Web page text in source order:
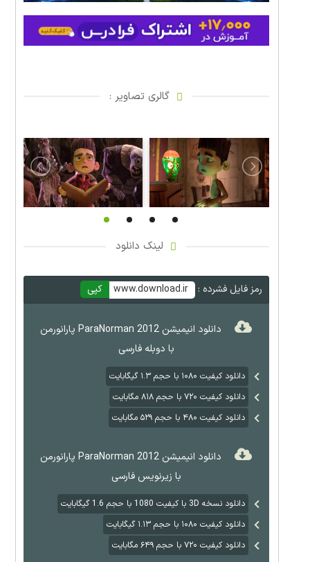
گالری تصاویر :
لینک دانلود
رمز فایل فشرده : www.download.ir کپی
دانلود انیمیشن ParaNorman 2012 پارانورمن
با دوبله فارسی
دانلود کیفیت ۱۰۸۰ با حجم ۱.۳ گیگابایت
دانلود کیفیت ۷۲۰ با حجم ۸۱۸ مگابایت
دانلود کیفیت ۴۸۰ با حجم ۵۲۹ مگابایت
دانلود انیمیشن ParaNorman 2012 پارانورمن
با زیرنویس فارسی
دانلود نسخه 3D با کیفیت 1080 با حجم 1.6 گیگابایت
دانلود کیفیت ۱۰۸۰ با حجم ۱.۱۳ گیگابایت
دانلود کیفیت ۷۲۰ با حجم ۶۴۹ مگابایت